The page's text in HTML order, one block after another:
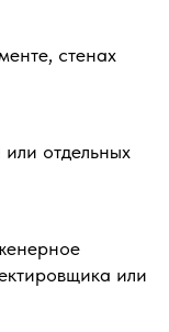
стенах
отдельных
или